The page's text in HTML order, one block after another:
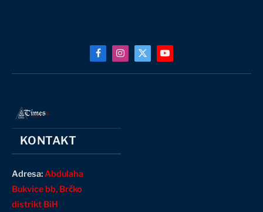
FacebookInstagram
X
YouTube
KONTAKT
Adresa:Abdulaha
Bukvice bb, Brčko
distrikt BiH